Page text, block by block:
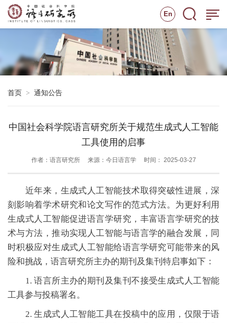
En
首页 > 通知公告
中国社会科学院语言研究所关于规范生成式人工智能
工具使用的启事
作者：语言研究所 来源：今日语言学 时间： 2025-03-27
近年来，生成式人工智能技术取得突破性进展，深
刻影响着学术研究和论文写作的范式方法。为更好利用
生成式人工智能促进语言学研究，丰富语言学研究的技
术与方法，推动实现人工智能与语言学的融合发展，同
时积极应对生成式人工智能给语言学研究可能带来的风
险和挑战，语言研究所主办的期刊及集刊特启事如下：
1. 语言所主办的期刊及集刊不接受生成式人工智能
工具参与投稿署名。
2. 生成式人工智能工具在投稿中的应用，仅限于语